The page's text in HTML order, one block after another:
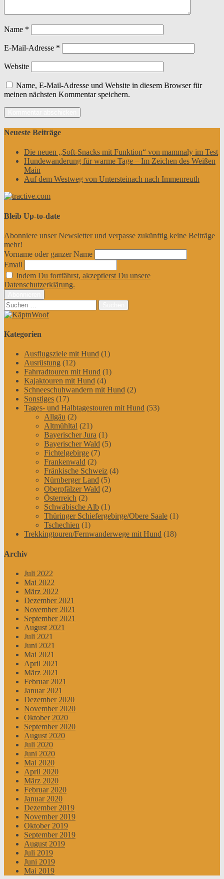
Name *
E-Mail-Adresse *
Website
Name, E-Mail-Adresse und Website in diesem Browser für
meinen nächsten Kommentar speichern.
Neueste Beiträge
Die neuen „Soft-Snacks mit Funktion“ von mammaly im Test
Hundewanderung für warme Tage – Im Zeichen des Weißen
Main
Auf dem Westweg von Untersteinach nach Immenreuth
Bleib Up-to-date
Abonniere unser Newsletter und verpasse zukünftig keine Beiträge
mehr!
Vorname oder ganzer Name
Email
Indem Du fortfährst, akzeptierst Du unsere
Datenschutzerklärung.
Suchen
nach:
Kategorien
Ausflugsziele mit Hund (1)
Ausrüstung (12)
Fahrradtouren mit Hund (1)
Kajaktouren mit Hund (4)
Schneeschuhwandern mit Hund (2)
Sonstiges (17)
Tages- und Halbtagestouren mit Hund (53)
Allgäu (2)
Altmühltal (21)
Bayerischer Jura (1)
Bayerischer Wald (5)
Fichtelgebirge (7)
Frankenwald (2)
Fränkische Schweiz (4)
Nürnberger Land (5)
Oberpfälzer Wald (2)
Österreich (2)
Schwäbische Alb (1)
Thüringer Schiefergebirge/Obere Saale (1)
Tschechien (1)
Trekkingtouren/Fernwanderwege mit Hund (18)
Archiv
Juli 2022
Mai 2022
März 2022
Dezember 2021
November 2021
September 2021
August 2021
Juli 2021
Juni 2021
Mai 2021
April 2021
März 2021
Februar 2021
Januar 2021
Dezember 2020
November 2020
Oktober 2020
September 2020
August 2020
Juli 2020
Juni 2020
Mai 2020
April 2020
März 2020
Februar 2020
Januar 2020
Dezember 2019
November 2019
Oktober 2019
September 2019
August 2019
Juli 2019
Juni 2019
Mai 2019